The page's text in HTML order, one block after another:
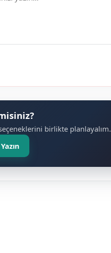
birlikte planlayalım.